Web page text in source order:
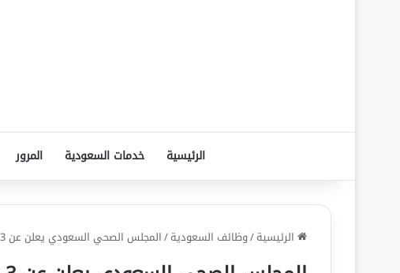
الرئيسية خدمات السعودية المرور
الرئيسية/وظائف السعودية/المجلس الصحي السعودي يعلن عن 3 وظائف إدارية وصحية وتقنية في الرياض